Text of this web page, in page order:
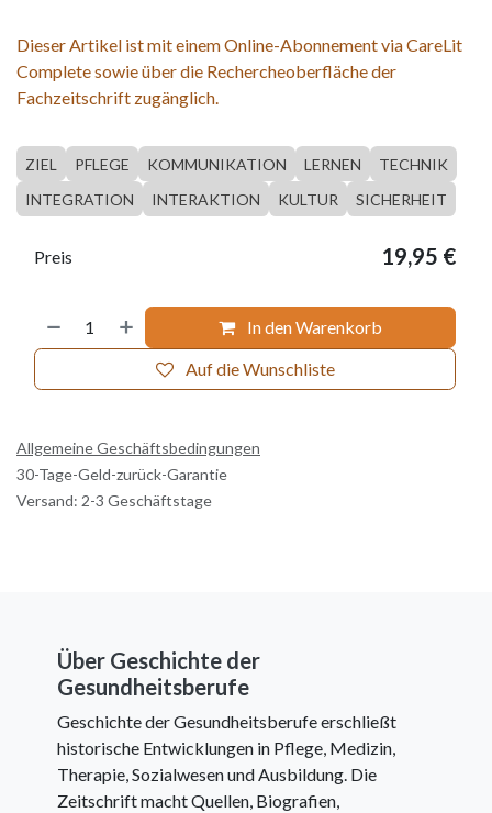
Dieser Artikel ist mit einem Online-Abonnement via CareLit
Complete sowie über die Rechercheoberfläche der
Fachzeitschrift zugänglich.
ZIEL PFLEGE KOMMUNIKATION LERNEN
TECHNIK
INTEGRATION
INTERAKTION KULTUR SICHERHEIT
In den Warenkorb
Auf die Wunschliste
Preis 19,95 €
Allgemeine Geschäftsbedingungen
30-Tage-Geld-zurück-Garantie
Versand: 2-3 Geschäftstage
Über Geschichte der
Gesundheitsberufe
Geschichte der Gesundheitsberufe erschließt
historische Entwicklungen in Pflege, Medizin,
Therapie, Sozialwesen und Ausbildung. Die
Zeitschrift macht Quellen, Biografien,